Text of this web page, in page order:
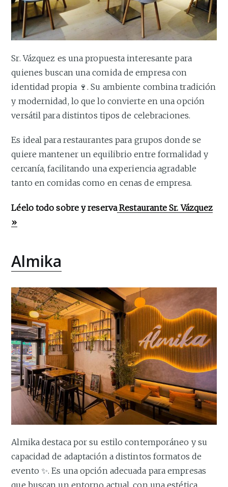
Sr. Vázquez es una propuesta interesante para
quienes buscan una comida de empresa con
identidad propia 🍷. Su ambiente combina tradición
y modernidad, lo que lo convierte en una opción
versátil para distintos tipos de celebraciones.
Es ideal para restaurantes para grupos donde se
quiere mantener un equilibrio entre formalidad y
cercanía, facilitando una experiencia agradable
tanto en comidas como en cenas de empresa.
Léelo todo sobre y reservaRestaurante Sr. Vázquez
»
Almika
Almika destaca por su estilo contemporáneo y su
capacidad de adaptación a distintos formatos de
evento ✨. Es una opción adecuada para empresas